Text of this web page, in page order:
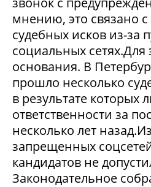
мнению, это связано
судебных исков из-за
социальных сетях.Для
основания. В
прошло несколько
в результате которых
ответственности за
несколько лет
запрещенных
кандидатов не
Законодательное